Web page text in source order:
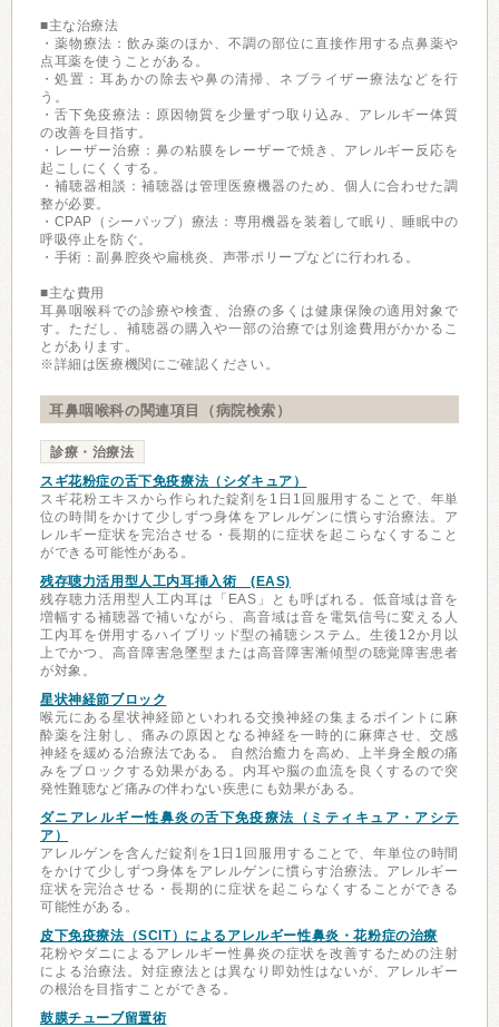
■主な治療法
・薬物療法：飲み薬のほか、不調の部位に直接作用する点鼻薬や
点耳薬を使うことがある。
・処置：耳あかの除去や鼻の清掃、ネブライザー療法などを行
う。
・舌下免疫療法：原因物質を少量ずつ取り込み、アレルギー体質
の改善を目指す。
・レーザー治療：鼻の粘膜をレーザーで焼き、アレルギー反応を
起こしにくくする。
・補聴器相談：補聴器は管理医療機器のため、個人に合わせた調
整が必要。
・CPAP（シーパップ）療法：専用機器を装着して眠り、睡眠中の
呼吸停止を防ぐ。
・手術：副鼻腔炎や扁桃炎、声帯ポリープなどに行われる。
■主な費用
耳鼻咽喉科での診療や検査、治療の多くは健康保険の適用対象で
す。ただし、補聴器の購入や一部の治療では別途費用がかかるこ
とがあります。
※詳細は医療機関にご確認ください。
耳鼻咽喉科の関連項目（病院検索）
診療・治療法
スギ花粉症の舌下免疫療法（シダキュア）
スギ花粉エキスから作られた錠剤を1日1回服用することで、年単
位の時間をかけて少しずつ身体をアレルゲンに慣らす治療法。ア
レルギー症状を完治させる・長期的に症状を起こらなくすること
ができる可能性がある。
残存聴力活用型人工内耳挿入術 (EAS)
残存聴力活用型人工内耳は「EAS」とも呼ばれる。低音域は音を
増幅する補聴器で補いながら、高音域は音を電気信号に変える人
工内耳を併用するハイブリッド型の補聴システム。生後12か月以
上でかつ、高音障害急墜型または高音障害漸傾型の聴覚障害患者
が対象。
星状神経節ブロック
喉元にある星状神経節といわれる交換神経の集まるポイントに麻
酔薬を注射し、痛みの原因となる神経を一時的に麻痺させ、交感
神経を緩める治療法である。 自然治癒力を高め、上半身全般の痛
みをブロックする効果がある。内耳や脳の血流を良くするので突
発性難聴など痛みの伴わない疾患にも効果がある。
ダニアレルギー性鼻炎の舌下免疫療法（ミティキュア・アシテ
ア）
アレルゲンを含んだ錠剤を1日1回服用することで、年単位の時間
をかけて少しずつ身体をアレルゲンに慣らす治療法。アレルギー
症状を完治させる・長期的に症状を起こらなくすることができる
可能性がある。
皮下免疫療法（SCIT）によるアレルギー性鼻炎・花粉症の治療
花粉やダニによるアレルギー性鼻炎の症状を改善するための注射
による治療法。対症療法とは異なり即効性はないが、アレルギー
の根治を目指すことができる。
鼓膜チューブ留置術